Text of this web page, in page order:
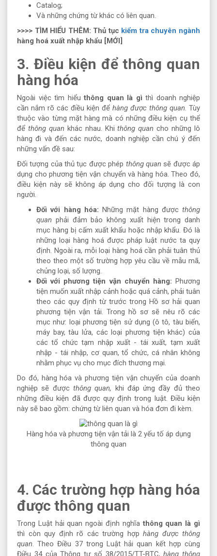
Catalog;
Và những chứng từ khác có liên quan.
>>>> TÌM HIỂU THÊM: Thủ tục kiểm tra chuyên ngành
hàng hoá xuất nhập khẩu [MỚI]
3. Điều kiện để thông quan
hàng hóa
Ngoài việc tìm hiểu thông quan là gì thì doanh nghiệp
cần nắm rõ các điều kiện để hàng được thông quan . Tùy
thuộc vào từng mặt hàng mà có những điều kiện cụ thể
để thông quankhác nhau. Khithông quan cho những lô
hàng đi và đến các nước, doanh nghiệp cần chú ý đến
những vấn đề sau:
Đối tượng của thủ tục được phép thông quansẽ được áp
dụng cho phương tiện vận chuyển và hàng hóa. Theo đó,
điều kiện này sẽ không áp dụng cho đối tượng là con
người.
Đối với hàng hóa: Những mặt hàng đượcthông
quan phải đảm bảo không xuất hiện trong danh
mục hàng bị cấm xuất khẩu hoặc nhập khẩu. Đó là
những loại hàng hoá được pháp luật nước ta quy
định. Ngoài ra, mỗi loại hàng hoá cần phải tuân thủ
theo theo một số trường hợp yêu cầu về mẫu mã,
chủng loại, số lượng.
Đối với phương tiện vận chuyển hàng: Phương
tiện muốn xuất nhập cảnh hoặc quá cảnh, phải tuân
theo các quy định từ trước trong Hồ sơ hải quan
phương tiện vận tải. Trong hồ sơ sẽ nêu rõ các
mục như: loại phương tiện sử dụng (ô tô, tàu biển,
máy bay, tàu lửa, các loại phương tiện khác) của
các tổ chức tạm nhập xuất - tái xuất, tạm xuất
nhập - tái nhập, cơ quan, tổ chức, cá nhân không
nhằm phục vụ cho mục đích thương mại.
Do đó, hàng hóa và phương tiện vận chuyển của doanh
nghiệp sẽ đượcthông quan, khi đáp ứng đầy đủ theo
những điều kiện đã được quy định trong luật. Điều kiện
này sẽ bao gồm: chứng từ liên quan và hóa đơn đi kèm.
Hàng hóa và phương tiện vận tải là 2 yếu tố áp dụng
thông quan
4. Các trường hợp hàng hóa
được thông quan
Trong Luật hải quan ngoài định nghĩa thông quan là gì
thì còn quy định rõ các trường hợp hàng được thông
quan. Theo Điều 37 trong Luật hải quan kết hợp cùng
Điều 34 của Thông tư số 38/2015/TT-BTC,hàng thông